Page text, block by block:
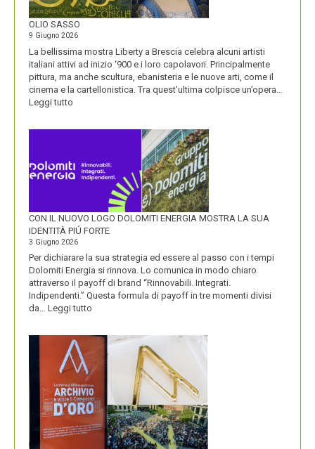
ALL’ORIGINE
DI
NOME
OLIO SASSO
9 Giugno 2026
La bellissima mostra Liberty a Brescia celebra alcuni artisti
italiani attivi ad inizio ‘900 e i loro capolavori. Principalmente
pittura, ma anche scultura, ebanisteria e le nuove arti, come il
cinema e la cartellonistica. Tra quest’ultima colpisce un’opera…
Leggi tutto
CON IL NUOVO LOGO DOLOMITI ENERGIA MOSTRA LA SUA
IDENTITÀ PIÚ FORTE
3 Giugno 2026
Per dichiarare la sua strategia ed essere al passo con i tempi
Dolomiti Energia si rinnova. Lo comunica in modo chiaro
attraverso il payoff di brand “Rinnovabili. Integrati.
Indipendenti.” Questa formula di payoff in tre momenti divisi
da… Leggi tutto
IL
NUOVO
LOGO
DOLOMITI
ENERGIA
MOSTRA
LA
SUA
IDENTITÀ